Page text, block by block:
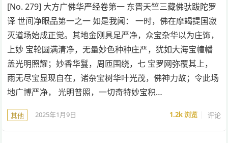
[No. 279] 大方广佛华严经卷第一 东晋天竺三藏佛驮跋陀罗
译 世间净眼品第一之一 如是我闻： 一时，佛在摩竭提国寂
灭道场始成正觉。其地金刚具足严净，众宝杂华以为庄饰，
上妙 宝轮圆满清净，无量妙色种种庄严，犹如大海宝幢幡
盖光明照耀；妙香华鬘，周匝围绕，七 宝罗网弥覆其上，
雨无尽宝显现自在，诸杂宝树华叶光茂，佛神力故；令此场
地广博严净， 光明普照，一切奇特妙宝积…
其他 2025年1月9日 1.2k浏览 评论